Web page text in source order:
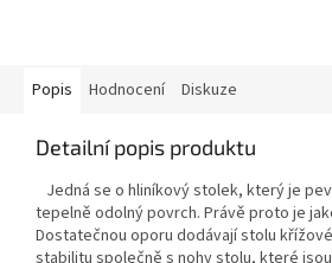
Popis Hodnocení Diskuze
Detailní popis produktu
Jedná se o hliníkový stolek, který je
tepelně odolný povrch. Právě proto je
Dostatečnou oporu dodávají stolu